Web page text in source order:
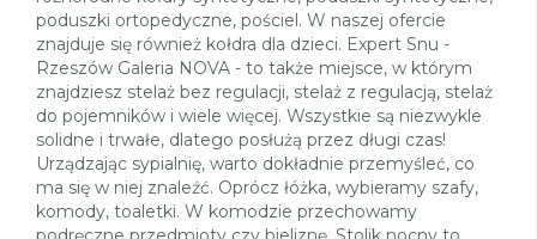
poduszki ortopedyczne, pościel. W naszej ofercie
znajduje się również kołdra dla dzieci. Expert Snu -
Rzeszów Galeria NOVA - to także miejsce, w którym
znajdziesz stelaż bez regulacji, stelaż z regulacją, stelaż
do pojemników i wiele więcej. Wszystkie są niezwykle
solidne i trwałe, dlatego posłużą przez długi czas!
Urządzając sypialnię, warto dokładnie przemyśleć, co
ma się w niej znaleźć. Oprócz łóżka, wybieramy szafy,
komody, toaletki. W komodzie przechowamy